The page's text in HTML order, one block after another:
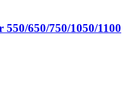
650/750/1050/1100